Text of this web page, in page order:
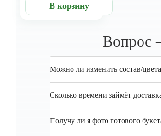
В корзину
Вопрос
Можно ли изменить состав/
Сколько времени займёт
Получу ли я фото готового